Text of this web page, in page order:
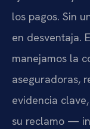
los pagos. Sin
en desventaja.
manejamos la
aseguradoras,
evidencia
su reclamo —